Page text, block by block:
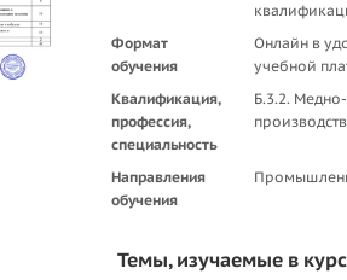
Формат
обучения
Онлайн в
учебной
Квалификация,
профессия,
специальность
Б.3.2.
Направления
обучения
Темы, изучаемые в